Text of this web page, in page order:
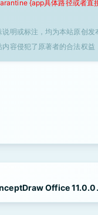
{app具体路径或者直
明或标注，均为本站原创
容侵犯了原著者的合法权益
Office